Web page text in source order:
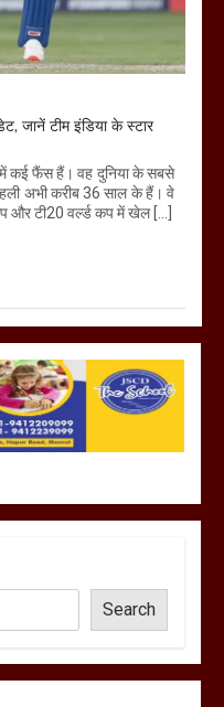
जानें टीम इंडिया के स्टार
में कई फैंस हैं। वह दुनिया के सबसे
अभी करीब 36 साल के हैं। वे
और टी20 वर्ल्ड कप में खेल […]
Search